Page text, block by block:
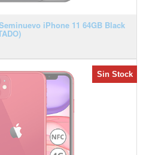
iPhone 11 64GB Black
Sin Stock